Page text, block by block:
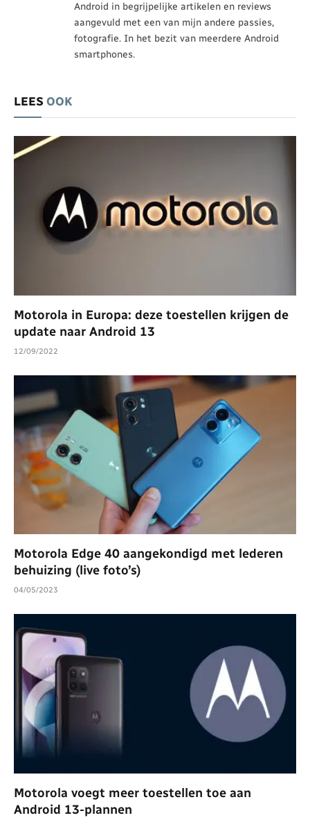
Android in begrijpelijke artikelen en reviews
aangevuld met een van mijn andere passies,
fotografie. In het bezit van meerdere Android
smartphones.
LEES OOK
Motorola in Europa: deze toestellen krijgen de
update naar Android 13
12/09/2022
Motorola Edge 40 aangekondigd met lederen
behuizing (live foto’s)
04/05/2023
Motorola voegt meer toestellen toe aan
Android 13-plannen